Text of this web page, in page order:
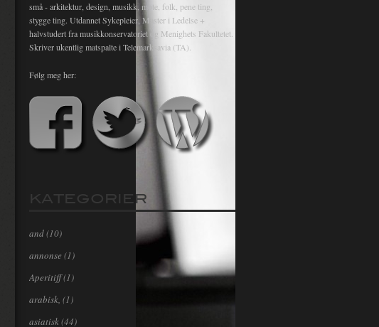
små - arkitektur, design, musikk, mote, folk, pene ting,
stygge ting. Utdannet Sykepleier, Master i Ledelse +
halvstudert fra musikkonservatoriet og Menighets Fakultetet.
Skriver ukentlig matspalte i Telemarksavia (TA).
Følg meg her:
KATEGORIER
and(10)
annonse (1)
Aperitiff(1)
arabisk, (1)
asiatisk(44)